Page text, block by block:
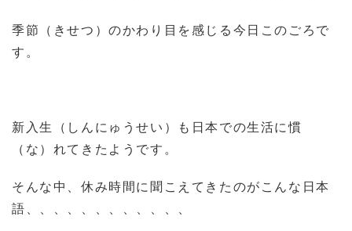
季節（きせつ）のかわり目を感じる今日このごろで
す。
新入生（しんにゅうせい）も日本での生活に慣
（な）れてきたようです。
そんな中、休み時間に聞こえてきたのがこんな日本
語、、、、、、、、、、、、